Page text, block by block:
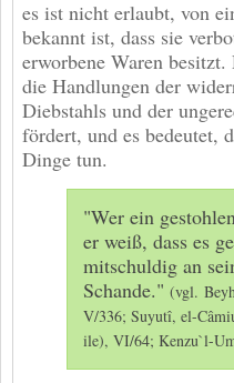
es ist nicht erlaubt, von
bekannt ist, dass sie
erworbene Waren
die Handlungen der
Diebstahls und der
fördert, und es bedeutet,
Dinge tun.
"Wer ein
er weiß, dass es
mitschuldig an
Schande." (vgl.
V/336; Suyutî, el-
ile), VI/64; Kenzu`l-